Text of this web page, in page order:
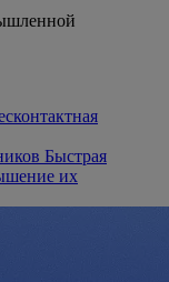
Быстрая
их